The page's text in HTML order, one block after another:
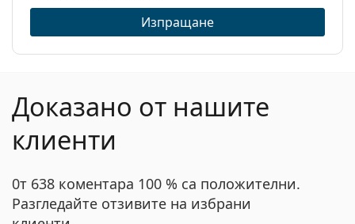
Изпращане
Доказано от нашите
клиенти
0т 638 коментара 100 % са положителни.
Разгледайте отзивите на избрани